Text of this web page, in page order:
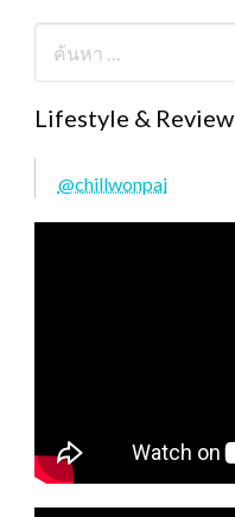
Lifestyle & Review
@chillwonpai